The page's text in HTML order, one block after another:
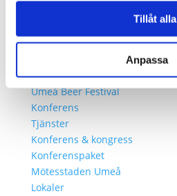
Tillåt alla
Anpassa
Powerpose FM festival
Vin i Umeå
Umeå Beer Festival
Konferens
Tjänster
Konferens & kongress
Konferenspaket
Mötesstaden Umeå
Lokaler